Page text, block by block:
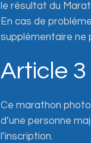
le résultat du
En cas de
supplémentaire ne
Article
Ce marathon
d’une personne
l’inscription.